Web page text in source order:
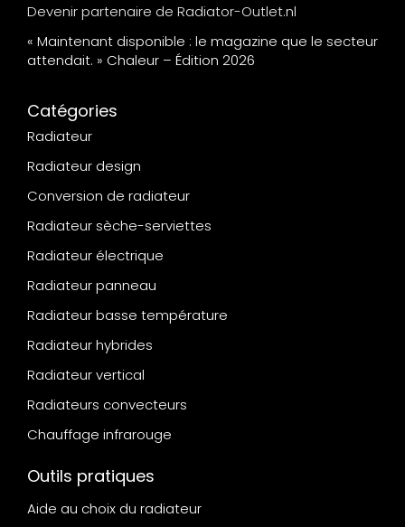
Devenir partenaire de Radiator-Outlet.nl
« Maintenant disponible : le magazine que le secteur
attendait. » Chaleur – Édition 2026
Catégories
Radiateur
Radiateur design
Conversion de radiateur
Radiateur sèche-serviettes
Radiateur électrique
Radiateur panneau
Radiateur basse température
Radiateur hybrides
Radiateur vertical
Radiateurs convecteurs
Chauffage infrarouge
Outils pratiques
Aide au choix du radiateur